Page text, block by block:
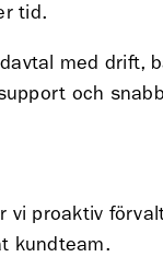
tid.
med drift,
och
vi proaktiv
kundteam.